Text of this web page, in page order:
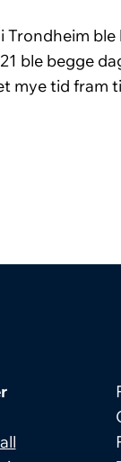
ble
ble begge
mye tid fram